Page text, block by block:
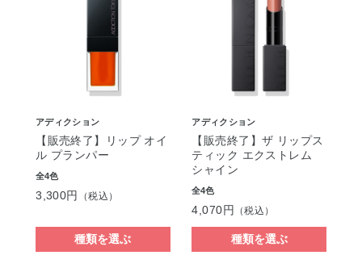
アディクション
【販売終了】リップ オイ
ル プランパー
全4色
3,300円 （税込）
種類を選ぶ
アディクション
【販売終了】ザ リップス
ティック エクストレム
シャイン
全4色
4,070円 （税込）
種類を選ぶ